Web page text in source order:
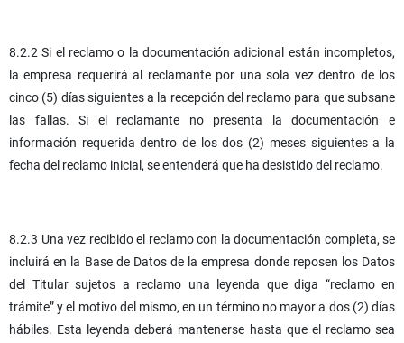
8.2.2 Si el reclamo o la documentación adicional están incompletos,
la empresa requerirá al reclamante por una sola vez dentro de los
cinco (5) días siguientes a la recepción del reclamo para que subsane
las fallas. Si el reclamante no presenta la documentación e
información requerida dentro de los dos (2) meses siguientes a la
fecha del reclamo inicial, se entenderá que ha desistido del reclamo.
8.2.3 Una vez recibido el reclamo con la documentación completa, se
incluirá en la Base de Datos de la empresa donde reposen los Datos
del Titular sujetos a reclamo una leyenda que diga “reclamo en
trámite” y el motivo del mismo, en un término no mayor a dos (2) días
hábiles. Esta leyenda deberá mantenerse hasta que el reclamo sea